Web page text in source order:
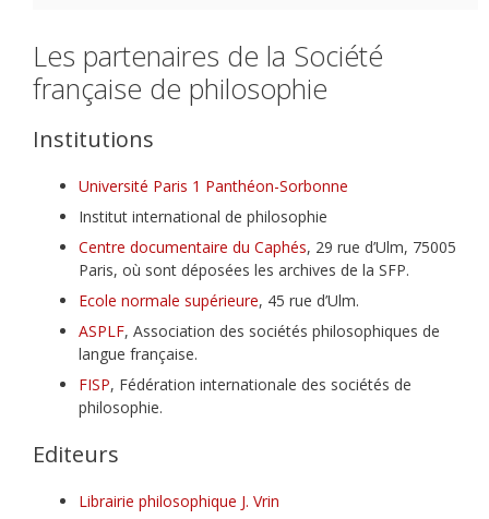
Les partenaires de la Société
française de philosophie
Institutions
Université Paris 1 Panthéon-Sorbonne
Institut international de philosophie
Centre documentaire du Caphés, 29 rue d’Ulm, 75005
Paris, où sont déposées les archives de la SFP.
Ecole normale supérieure, 45 rue d’Ulm.
ASPLF, Association des sociétés philosophiques de
langue française.
FISP, Fédération internationale des sociétés de
philosophie.
Editeurs
Librairie philosophique J. Vrin